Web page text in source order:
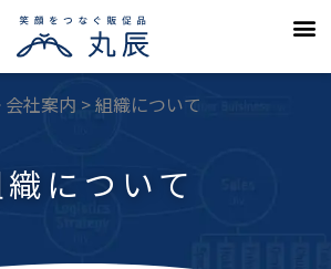
会社案内 >組織について
について